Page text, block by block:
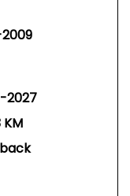
bij
het
2027
KM